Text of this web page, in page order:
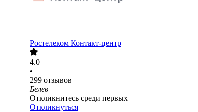
Ростелеком Контакт-центр
4.0
•
299 отзывов
Белев
Откликнитесь среди первых
Откликнуться